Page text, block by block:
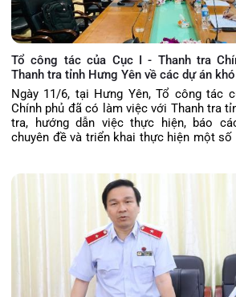
Tổ công tác của Cục I - Thanh tra
Thanh tra tỉnh Hưng Yên về các dự án
Ngày 11/6, tại Hưng Yên, Tổ công tác
Chính phủ đã có làm việc với Thanh tra
tra, hướng dẫn việc thực hiện, báo
chuyên đề và triển khai thực hiện một số
Nghiệp vụ 2, Cục I, Thanh tra Chính
buổi làm việc có Lãnh đạo Thanh tra tỉnh
các phòng nghiệp vụ.